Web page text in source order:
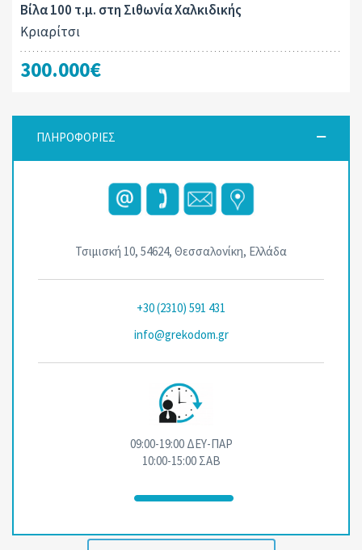
Βίλα 100 τ.μ. στη Σιθωνία Χαλκιδικής
Κριαρίτσι
300.000€
ΠΛΗΡΟΦΟΡΙΕΣ
Τσιμισκή 10, 54624, Θεσσαλονίκη, Ελλάδα
+30 (2310) 591 431
info@grekodom.gr
09:00-19:00 ΔΕΥ-ΠΑΡ
10:00-15:00 ΣΑΒ